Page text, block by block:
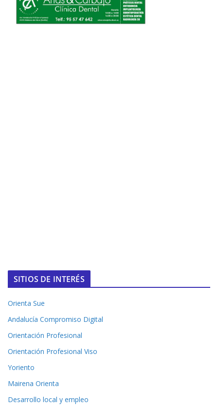
SITIOS DE INTERÉS
Orienta Sue
Andalucía Compromiso Digital
Orientación Profesional
Orientación Profesional Viso
Yoriento
Mairena Orienta
Desarrollo local y empleo